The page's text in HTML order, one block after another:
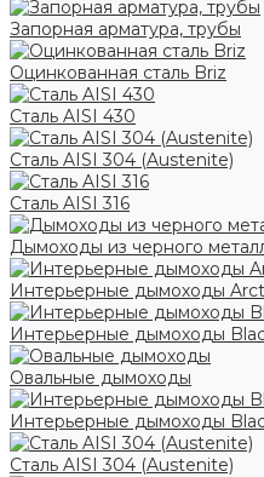
Запорная арматура, трубы
Оцинкованная сталь Briz
Сталь AISI 430
Сталь AISI 304 (Austenite)
Сталь AISI 316
Дымоходы из черного
Интерьерные дымоходы
Интерьерные дымоходы
Овальные дымоходы
Интерьерные дымоходы
Сталь AISI 304 (Austenite)